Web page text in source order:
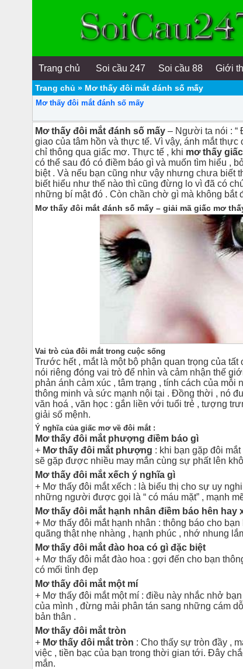
Trang chủ Soi cầu 247 Soi cầu 88 Giới
Trang chủ » Mơ thấy đôi mắt đánh số mấy
Mơ thấy đôi mắt đánh số mấy
Mơ thấy đôi mắt đánh số mấy – Người ta nói : “
giao của tâm hồn và thực tế. Vì vậy, ánh mắt
chỉ thông qua giấc mơ. Thực tế , khi mơ thấy
có thể sau đó có điềm báo gì và muốn tìm hiểu ,
biệt . Và nếu bạn cũng như vậy nhưng chưa biết
biết hiểu như thế nào thì cũng đừng lo vì đã có
những bí mật đó . Còn chần chờ gì mà không bắt
Mơ thấy đôi mắt đánh số mấy – giải mã giấc mơ
Vai trò của đôi mắt trong cuộc sống
Trước hết , mắt là một bộ phận quan trọng của
nói riêng đóng vai trò để nhìn và cảm nhận thế
phản ánh cảm xúc , tâm trạng , tính cách của
thông minh và sức mạnh nội tại . Đồng thời , nó
văn hoá , văn học : gắn liền với tuổi trẻ , tượng
giải số mệnh.
Ý nghĩa của giấc mơ về đôi mắt :
Mơ thấy đôi mắt phượng điềm báo gì
+ Mơ thấy đôi mắt phượng : khi bạn gặp đôi
sẽ gặp được nhiều may mắn cùng sự phất lên
Mơ thấy đôi mắt xếch ý nghĩa gì
+ Mơ thấy đôi mắt xếch : là biểu thị cho sự uy
những người được gọi là “ có máu mặt” , mạnh
Mơ thấy đôi mắt hạnh nhân điềm báo hên hay
+ Mơ thấy đôi mắt hạnh nhân : thông báo cho
quãng thật nhẹ nhàng , hạnh phúc , nhớ nhung
Mơ thấy đôi mắt đào hoa có gì đặc biệt
+ Mơ thấy đôi mắt đào hoa : gợi đến cho bạn
có mối tình đẹp
Mơ thấy đôi mắt một mí
+ Mơ thấy đôi mắt một mí : điều này nhắc nhở
của mình , đừng mải phân tán sang những cám
bản thân .
Mơ thấy đôi mắt tròn
+ Mơ thấy đôi mắt tròn : Cho thấy sự tròn đầy ,
việc , tiền bạc của bạn trong thời gian tới. Đây
mắn.